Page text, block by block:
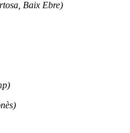
Baix Ebre)